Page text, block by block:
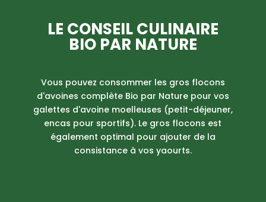
LE CONSEIL CULINAIRE
BIO PAR NATURE
Vous pouvez consommer les gros flocons
d'avoines complète Bio par Nature pour vos
galettes d'avoine moelleuses (petit-déjeuner,
encas pour sportifs). Le gros flocons est
également optimal pour ajouter de la
consistance à vos yaourts.